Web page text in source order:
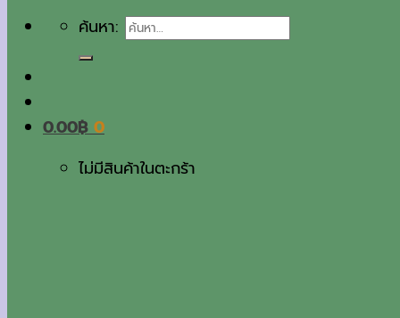
ค้นหา:
0.00฿ 0
ไม่มีสินค้าในตะกร้า